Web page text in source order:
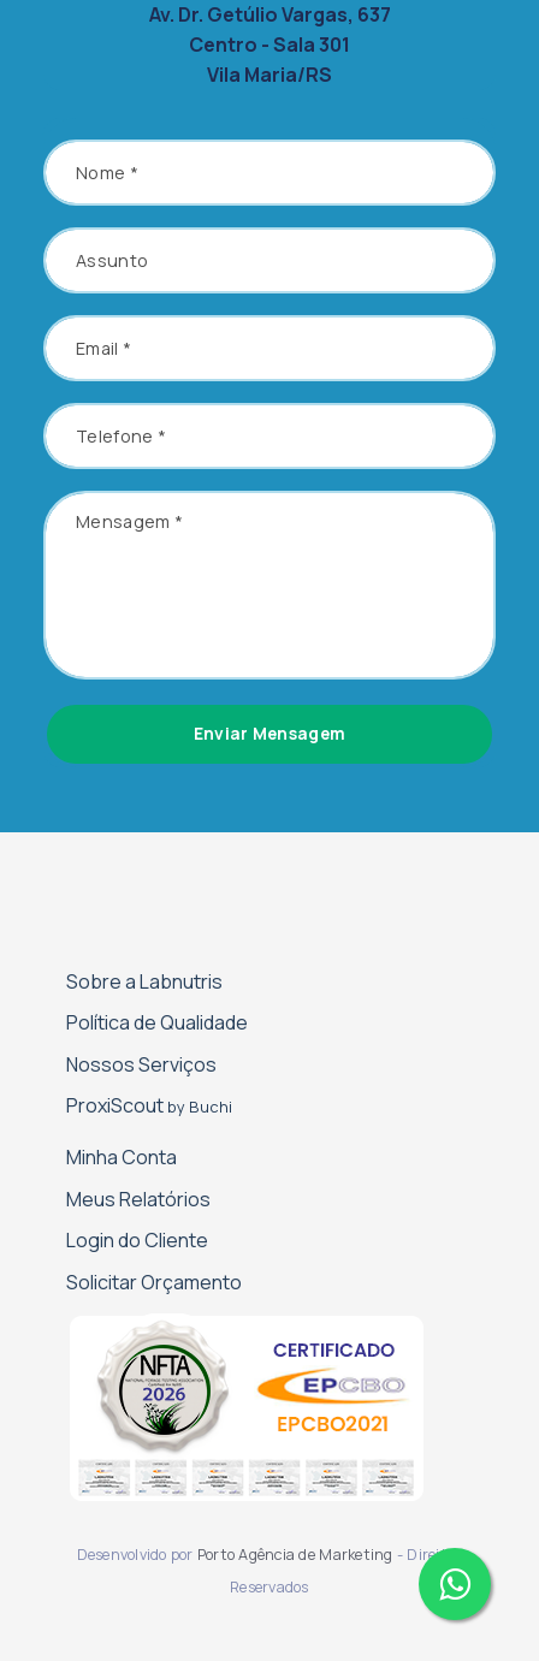
Av. Dr. Getúlio Vargas, 637
Centro - Sala 301
Vila Maria/RS
Enviar Mensagem
Sobre a Labnutris
Política de Qualidade
Nossos Serviços
Proxi­Scout by Buchi
Minha Conta
Meus Relatórios
Login do Cliente
Solicitar Orçamento
Desenvolvido por Porto Agência de Marketing - Direitos
Reservados